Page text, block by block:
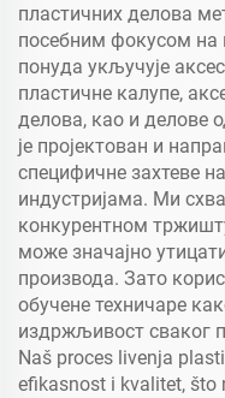
пластичних делова
посебним фокусом на
понуда укључује
пластичне калупе,
делова, као и делове
је пројектован и
специфичне захтеве
индустријама. Ми
конкурентном
може значајно
производа. Зато
обучене техничаре
издржљивост сваког
Naš proces livenja
efikasnost i kvalitet,